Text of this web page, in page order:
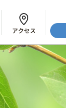
アクセス